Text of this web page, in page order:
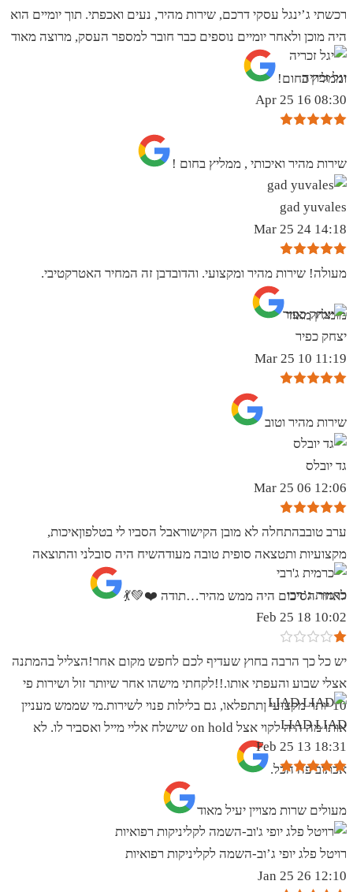
רכשתי ג’ינגל עסקי דרכם, שירות מהיר, נעים ואכפתי. תוך יומיים הוא
היה מוכן ולאחר יומיים נוספים כבר חובר למספר העסק, מרוצה מאוד
וממליץ בחום!
יגל זכריה
08:30 16 Apr 25
שירות מהיר ואיכותי , ממליץ בחום !
gad yuvales
14:18 24 Mar 25
מעולה! שירות מהיר ומקצועי. והדובדבן זה המחיר האטרקטיבי.
מומלץ מאוד
יצחק כפיר
11:19 10 Mar 25
שירות מהיר וטוב
גד יובלס
12:06 06 Mar 25
ערב טובבהתחלה לא מובן הקישוראבל הסביו לי בטלפוןאיכות,
מקצועיות ותטצאה סופית טובה מעודהשיח היה סובלני והתוצאה
לאחר הסיכום היה ממש מהיר…תודה ❤️💚💃
כרמית ג’רבי
10:02 18 Feb 25
יש כל כך הרבה בחוץ שעדיף לכם לחפש מקום אחר!הצליל בהמתנה
אצלי שבוע והעפתי אותו.!!לקחתי מישהו אחר שיותר זול ושירות פי
10 יותר מקצועי ןתתפלאו, גם בלילות פנוי לשירות.מי שממש מעניין
אותו מה היה לקוי אצל on hold שישלח אליי מייל ואסביר לו. לא
אכתוב פה הכל.
LIAD LIAD
18:31 13 Feb 25
מעולים שרות מצויין יעיל מאוד
רויטל פלג יופי ג’וב-השמה לקליניקות רפואיות
12:10 26 Jan 25